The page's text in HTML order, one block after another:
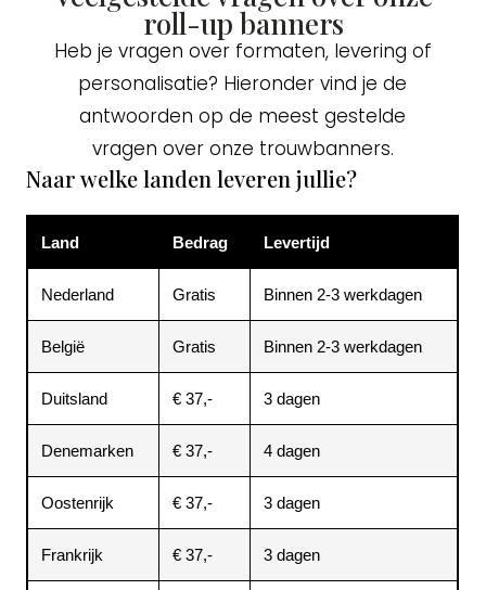
roll-up banners
Heb je vragen over formaten, levering of
personalisatie? Hieronder vind je de
antwoorden op de meest gestelde
vragen over onze trouwbanners.
Naar welke landen leveren jullie?
Land Bedrag Levertijd
Nederland Gratis Binnen 2-3 werkdagen
België Gratis Binnen 2-3 werkdagen
Duitsland € 37,- 3 dagen
Denemarken € 37,- 4 dagen
Oostenrijk € 37,- 3 dagen
Frankrijk € 37,- 3 dagen